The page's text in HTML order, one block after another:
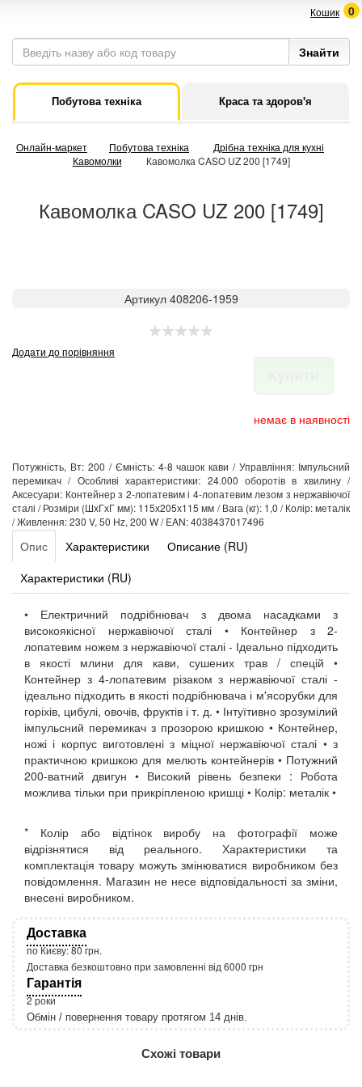
Кошик 0
Побутова техніка Краса та здоров'я
Онлайн-маркет Побутова техніка
Дрібна техніка для кухні
Кавомолки
Кавомолка CASO UZ 200 [1749]
Кавомолка CASO UZ 200 [1749]
Артикул 408206-1959
Додати до порівняння
немає в наявності
Потужність, Вт: 200 / Ємність: 4-8 чашок кави / Управління: Імпульсний
перемикач / Особливі характеристики: 24.000 оборотів в хвилину /
Аксесуари: Контейнер з 2-лопатевим і 4-лопатевим лезом з нержавіючої
сталі / Розміри (ШхГхГ мм): 115х205х115 мм / Вага (кг): 1,0 / Колір: металік
/ Живлення: 230 V, 50 Hz, 200 W / EAN: 4038437017496
Опис Характеристики
Описание (RU)
Характеристики (RU)
• Електричний подрібнювач з двома насадками з
високоякісної нержавіючої сталі • Контейнер з 2-
лопатевим ножем з нержавіючої сталі - Ідеально підходить
в якості млини для кави, сушених трав / спецій •
Контейнер з 4-лопатевим різаком з нержавіючої сталі -
ідеально підходить в якості подрібнювача і м'ясорубки для
горіхів, цибулі, овочів, фруктів і т. д. • Інтуїтивно зрозумілий
імпульсний перемикач з прозорою кришкою • Контейнер,
ножі і корпус виготовлені з міцної нержавіючої сталі • з
практичною кришкою для мелють контейнерів • Потужний
200-ватний двигун • Високий рівень безпеки : Робота
можлива тільки при прикріпленою кришці • Колір: металік •
* Колір або відтінок виробу на фотографії може
відрізнятися від реального. Характеристики та
комплектація товару можуть змінюватися виробником без
повідомлення. Магазин не несе відповідальності за зміни,
внесені виробником.
Доставка
по Києву: 80 грн.
Доставка безкоштовно при замовленні від 6000 грн
Гарантія
2 роки
Обмін / повернення товару протягом 14 днів.
Схожі товари